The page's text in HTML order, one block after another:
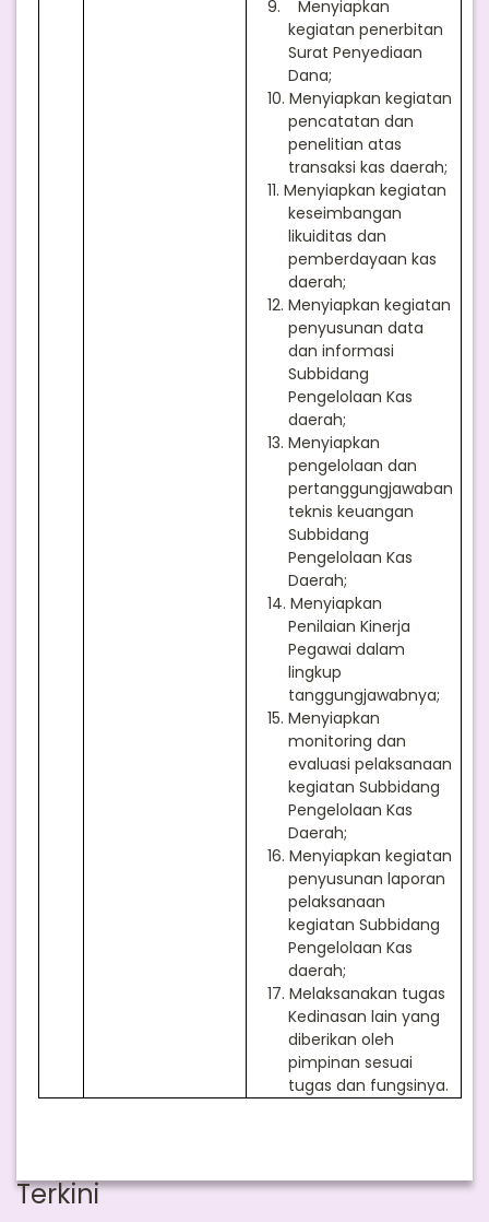
9.
Menyiapkan
kegiatan penerbitan
Surat Penyediaan
Dana;
10. Menyiapkan kegiatan
pencatatan dan
penelitian atas
transaksi kas daerah;
11. Menyiapkan kegiatan
keseimbangan
likuiditas dan
pemberdayaan kas
daerah;
12. Menyiapkan kegiatan
penyusunan data
dan informasi
Subbidang
Pengelolaan Kas
daerah;
13. Menyiapkan
pengelolaan dan
pertanggungjawaban
teknis keuangan
Subbidang
Pengelolaan Kas
Daerah;
14. Menyiapkan
Penilaian Kinerja
Pegawai dalam
lingkup
tanggungjawabnya;
15. Menyiapkan
monitoring dan
evaluasi pelaksanaan
kegiatan Subbidang
Pengelolaan Kas
Daerah;
16. Menyiapkan kegiatan
penyusunan laporan
pelaksanaan
kegiatan Subbidang
Pengelolaan Kas
daerah;
17. Melaksanakan tugas
Kedinasan lain yang
diberikan oleh
pimpinan sesuai
tugas dan fungsinya.
Terkini